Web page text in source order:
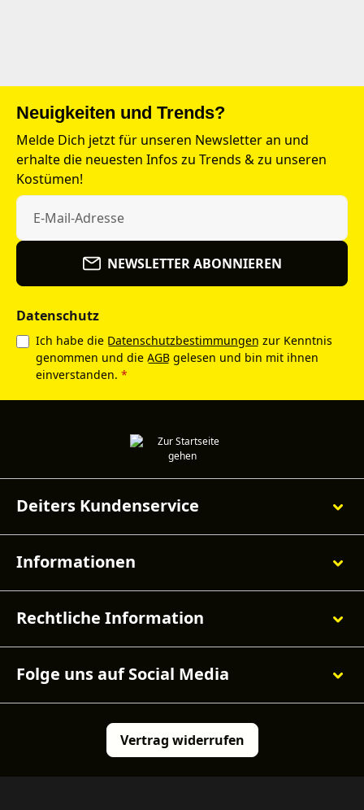
Neuigkeiten und Trends?
Melde Dich jetzt für unseren Newsletter an und
erhalte die neuesten Infos zu Trends & zu unseren
Kostümen!
NEWSLETTER ABONNIEREN
Datenschutz
Ich habe die Datenschutzbestimmungen zur Kenntnis
genommen und die AGB gelesen und bin mit ihnen
einverstanden. *
Deiters Kundenservice
Informationen
Rechtliche Information
Folge uns auf Social Media
Vertrag widerrufen